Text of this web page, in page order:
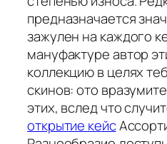
предназначается
зажулен на каждого
мануфактуре автор
коллекцию в целях
скинов: ото
этих, вслед что
открытие кейс